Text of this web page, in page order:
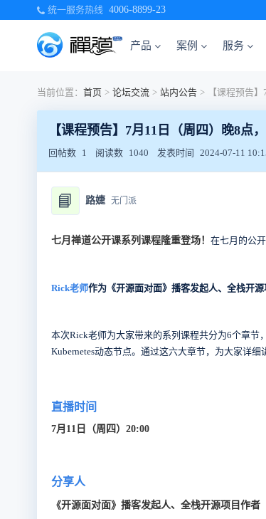
统一服务热线 4006-8899-23
产品 案例 服务
当前位置： 首页 > 论坛交流 > 站内公告 >
【课程预告】7月11日（周四）晚8点
回帖数 1 阅读数 1040 发表时间 2024-07-11
📘 路婕 无门派
七月禅道公开课系列课程隆重登场！ 在七月的公
Rick老师作为《开源面对面》播客发起人、全栈开
本次Rick老师为大家带来的系列课程共分为6个章节
Kubernetes动态节点。通过这六大章节，为大家详
直播时间
7月11日（周四）20:00
分享人
《开源面对面》播客发起人、全栈开源项目作